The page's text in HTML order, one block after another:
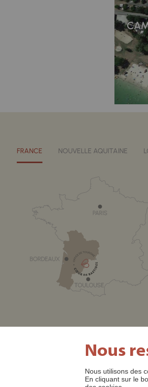
FRANCE NOUVELLE AQUITAINE
SITE OFFICIEL DE L'OFFICE DE
Nous
Nous utilisons des
En cliquant sur le